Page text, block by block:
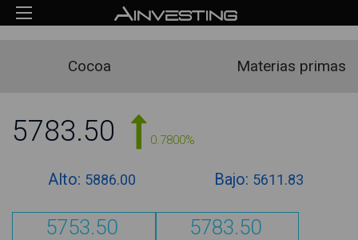
Cocoa Materias primas
5783.50 0.7800%
Alto: 5886.00 Bajo: 5611.83
5753.50 5783.50